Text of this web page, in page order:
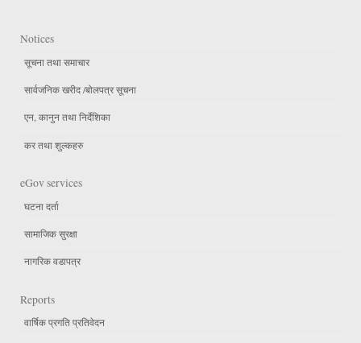
Notices
सूचना तथा समाचार
सार्वजनिक खरीद /बोलपत्र सूचना
एन, कानुन तथा निर्देशिका
कर तथा शुल्कहरु
eGov services
घटना दर्ता
सामाजिक सुरक्षा
नागरिक वडापत्र
Reports
वार्षिक प्रगति प्रतिवेदन